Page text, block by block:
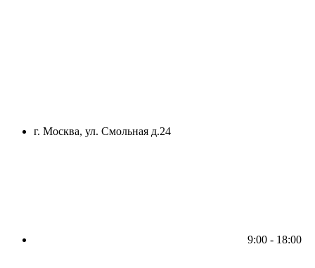
г. Москва, ул. Смольная д.24
9:00 - 18:00